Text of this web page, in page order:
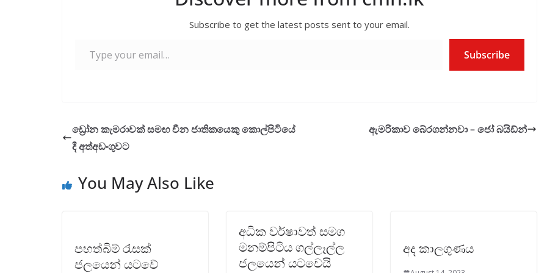
k
Subscribe to get the latest posts sent to your email.
Subscribe
ඩ්‍රෝන කැමරාවක් සමඟ චීන ජාතිකයෙකු කොල්පිටියේ
දී අත්අඩංගුවට
ඇමරිකාව බේරගන්නවා – ජෝ බයිඩ්න්
You May Also Like
පහත්බිම් රැසක්
ජලයෙන් යටවේ
අධික වර්ෂාවත් සමග
මනම්පිටිය ගල්ලෑල්ල
ජලයෙන් යටවෙයි
අද කාලගුණය